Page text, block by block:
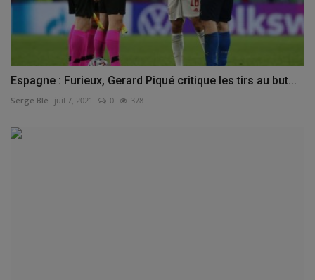
Espagne : Furieux, Gerard Piqué critique les tirs au but...
Serge Blé juil 7, 2021 0 378